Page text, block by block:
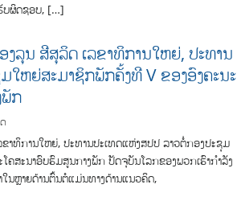
ບຜິດຊອບ, […]
ງລຸນ ສີສຸລິດ ເລຂາທິການໃຫຍ່, ປະທານ
ໃຫຍ່ສະມາຊິກພັກຄັ້ງທີ V ຂອງອົງຄະນະ
ກ
າທິການໃຫຍ່, ປະທານປະເທດແຫ່ງສປປ ລາວຕໍ່ກອງປະຊຸມ
ຄສະນາອົບຮົມສູນກາງພັກ ປັດຈຸບັນໂລກຂອງພວກເຮົາກຳລັງ
ນຫຼາຍດ້ານຕົ້ນຕໍແມ່ນທາງດ້ານແນວຄິດ,